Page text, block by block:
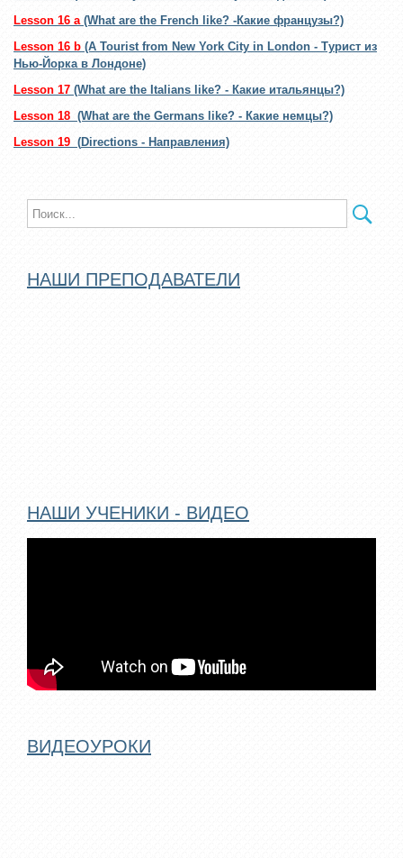
Lesson 16 a(What are the French like? -Какие французы?)
Lesson 16 b (A Tourist from New York City in London - Турист из
Нью-Йорка в Лондоне)
Lesson 17 (What are the Italians like? - Какие итальянцы?)
Lesson 18 (What are the Germans like? - Какие немцы?)
Lesson 19 (Directions - Направления)
НАШИ ПРЕПОДАВАТЕЛИ
НАШИ УЧЕНИКИ - ВИДЕО
ВИДЕОУРОКИ